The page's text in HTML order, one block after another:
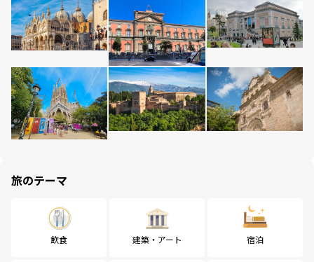
旅のテーマ
飲食 建築・アート 宿泊